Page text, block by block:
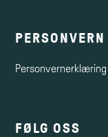
PERSONVERN
FØLG OSS